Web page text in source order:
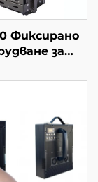
Фиксирано
за